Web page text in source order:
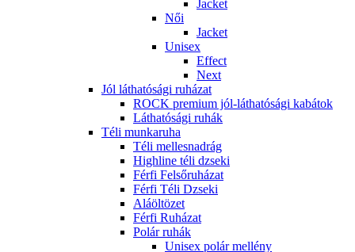
Jacket
Női
Jacket
Unisex
Effect
Next
Jól láthatósági ruházat
ROCK premium jól-láthatósági kabátok
Láthatósági ruhák
Téli munkaruha
Téli mellesnadrág
Highline téli dzseki
Férfi Felsőruházat
Férfi Téli Dzseki
Aláöltözet
Férfi Ruházat
Polár ruhák
Unisex polár mellény